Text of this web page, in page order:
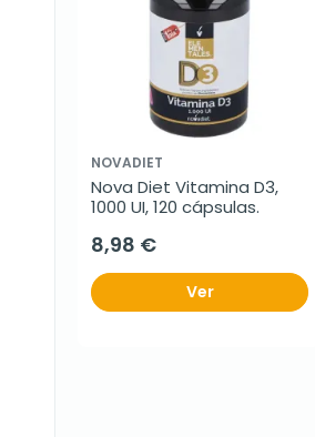
NOVADIET
Nova Diet Vitamina D3,
1000 UI, 120 cápsulas.
8,98 €
Ver